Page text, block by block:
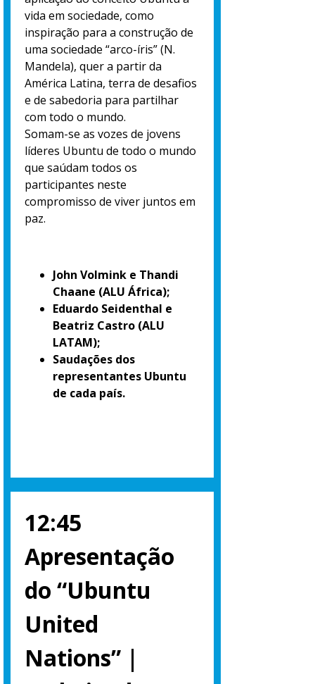
vida em sociedade, como
inspiração para a construção de
uma sociedade “arco-íris” (N.
Mandela), quer a partir da
América Latina, terra de desafios
e de sabedoria para partilhar
com todo o mundo.
Somam-se as vozes de jovens
líderes Ubuntu de todo o mundo
que saúdam todos os
participantes neste
compromisso de viver juntos em
paz.
John Volmink e Thandi
Chaane (ALU África);
Eduardo Seidenthal e
Beatriz Castro (ALU
LATAM);
Saudações dos
representantes Ubuntu
de cada país.
12:45
Apresentação
do “Ubuntu
United
Nations” |